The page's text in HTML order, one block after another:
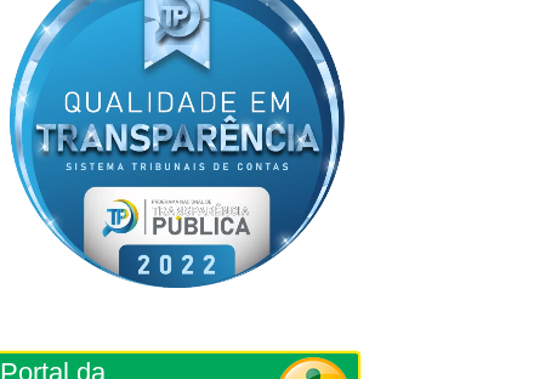
Portal da